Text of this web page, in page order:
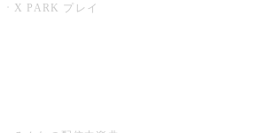
X PARK プレイ